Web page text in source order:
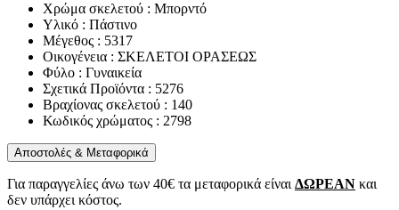
Χρώμα σκελετού : Μπορντό
Υλικό : Πάστινο
Μέγεθος : 5317
Οικογένεια : ΣΚΕΛΕΤΟΙ ΟΡΑΣΕΩΣ
Φύλο : Γυναικεία
Σχετικά Προϊόντα : 5276
Βραχίονας σκελετού : 140
Κωδικός χρώματος : 2798
Αποστολές & Μεταφορικά
Για παραγγελίες άνω των 40€ τα μεταφορικά είναιΔΩΡΕΑΝ και
δεν υπάρχει κόστος.